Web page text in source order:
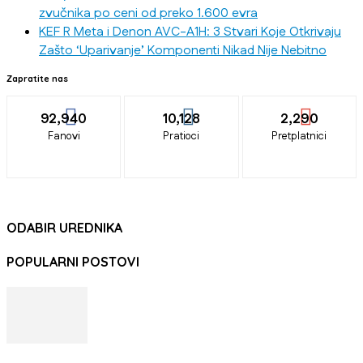
zvučnika po ceni od preko 1.600 evra
KEF R Meta i Denon AVC-A1H: 3 Stvari Koje Otkrivaju
Zašto ‘Uparivanje’ Komponenti Nikad Nije Nebitno
Zapratite nas
92,940
Fanovi
10,128
Pratioci
2,290
Pretplatnici
ODABIR UREDNIKA
POPULARNI POSTOVI